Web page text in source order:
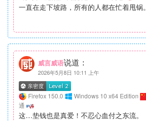
一直在走下坡路，所有的人都在忙着甩锅。
威言威语说道：
2026年5月8日 10:11 上午
Firefox 150.0 Windows 10 x64 Edition
通
这…垫钱也是真爱！不忍心血付之东流。